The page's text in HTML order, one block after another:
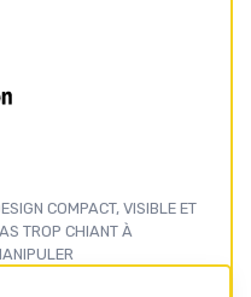
COMPACT, VISIBLE ET
TROP CHIANT À